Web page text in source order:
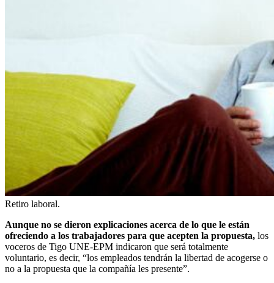
Retiro laboral.
Aunque no se dieron explicaciones acerca de lo que le están
ofreciendo a los trabajadores para que acepten la propuesta, los
voceros de Tigo UNE-EPM indicaron que será totalmente
voluntario, es decir, “los empleados tendrán la libertad de acogerse o
no a la propuesta que la compañía les presente”.